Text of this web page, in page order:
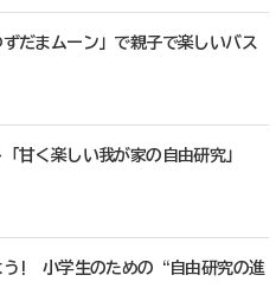
だまムーン」で親子で楽しいバス
甘く楽しい我が家の自由研究」
う! 小学生のための“自由研究の進